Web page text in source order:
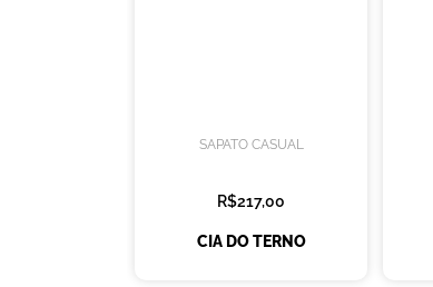
SAPATO CASUAL
R$217,00
CIA DO TERNO